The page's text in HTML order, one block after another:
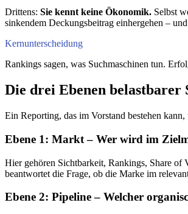
Drittens: Sie kennt keine Ökonomik. Selbst
sinkendem Deckungsbeitrag einhergehen –
Kernunterscheidung
Rankings sagen, was Suchmaschinen tun.
Die drei Ebenen belastbarer
Ein Reporting, das im Vorstand bestehen
Ebene 1: Markt – Wer wird im
Hier gehören Sichtbarkeit, Rankings, Share
beantwortet die Frage, ob die Marke im
Ebene 2: Pipeline – Welcher